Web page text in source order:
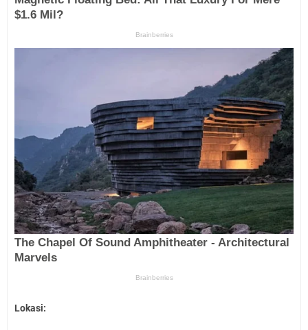
Lokasi: